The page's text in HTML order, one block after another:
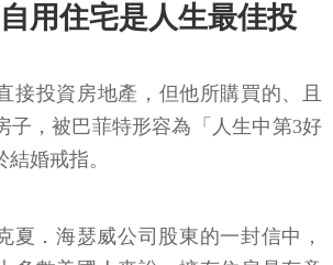
用住宅是人生最佳投
接投資房地產，但他所購買的、且
子，被巴菲特形容為「人生中第3好
婚戒指。
夏．海瑟威公司股東的一封信中，